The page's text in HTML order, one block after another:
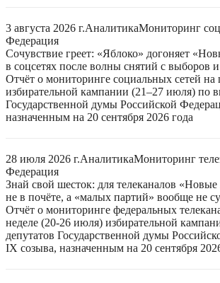
3 августа 2026 г.АналитикаМониторинг
Федерация
Сочувствие греет: «Яблоко» догоняет
в соцсетях после волны снятий с выборов
Отчёт о мониторинге социальных сетей на
избирательной кампании (21–27 июля) по
Государственной думы Российской
назначенным на 20 сентября 2026 года
28 июля 2026 г.АналитикаМониторинг
Федерация
Знай свой шесток: для телеканалов
не в почёте, а «малых партий» вообще не
Отчёт о мониторинге федеральных
неделе (20-26 июля) избирательной
депутатов Государственной думы
IX созыва, назначенным на 20 сентября